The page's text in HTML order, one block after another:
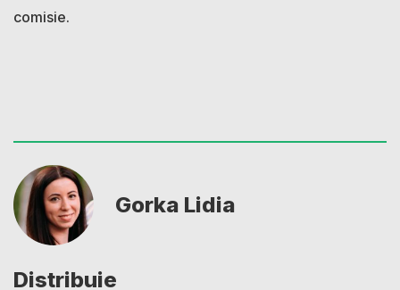
comisie.
Gorka Lidia
Distribuie